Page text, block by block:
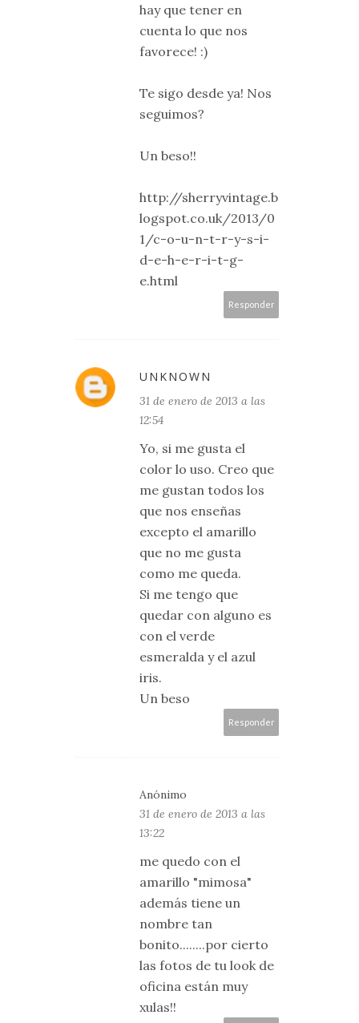
hay que tener en
cuenta lo que nos
favorece! :)
Te sigo desde ya! Nos
seguimos?
Un beso!!
http://sherryvintage.b
logspot.co.uk/2013/0
1/c-o-u-n-t-r-y-s-i-
d-e-h-e-r-i-t-g-
e.html
Responder
UNKNOWN
31 de enero de 2013 a las
12:54
Yo, si me gusta el
color lo uso. Creo que
me gustan todos los
que nos enseñas
excepto el amarillo
que no me gusta
como me queda.
Si me tengo que
quedar con alguno es
con el verde
esmeralda y el azul
iris.
Un beso
Responder
Anónimo
31 de enero de 2013 a las
13:22
me quedo con el
amarillo "mimosa"
además tiene un
nombre tan
bonito........por cierto
las fotos de tu look de
oficina están muy
xulas!!